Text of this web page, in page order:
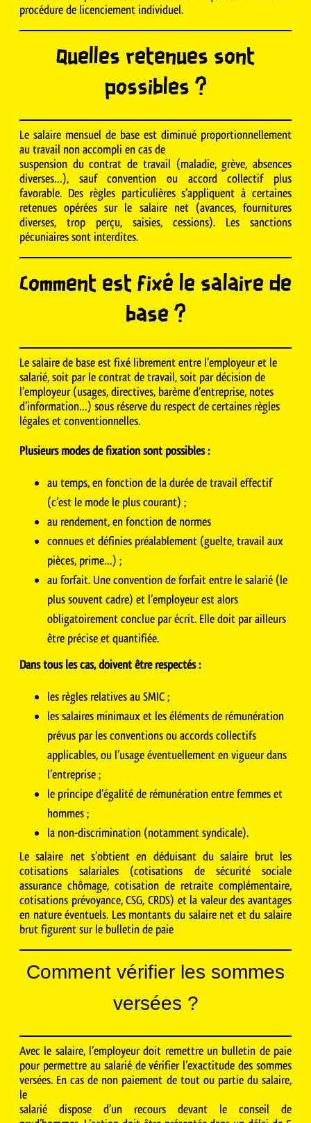
procédure de licenciement individuel.
Quelles retenues sont
possibles ?
Le salaire mensuel de base est diminué proportionnellement
au travail non accompli en cas de
suspension du contrat de travail (maladie, grève, absences
diverses…), sauf convention ou accord collectif plus
favorable. Des règles particulières s’appliquent à certaines
retenues opérées sur le salaire net (avances, fournitures
diverses, trop perçu, saisies, cessions). Les sanctions
pécuniaires sont interdites.
Comment est fixé le salaire de
base ?
Le salaire de base est fixé librement entre l’employeur et le
salarié, soit par le contrat de travail, soit par décision de
l’employeur (usages, directives, barème d’entreprise, notes
d’information…) sous réserve du respect de certaines règles
légales et conventionnelles.
Plusieurs modes de fixation sont possibles :
au temps, en fonction de la durée de travail effectif
(c’est le mode le plus courant) ;
au rendement, en fonction de normes
connues et définies préalablement (guelte, travail aux
pièces, prime…) ;
au forfait. Une convention de forfait entre le salarié (le
plus souvent cadre) et l’employeur est alors
obligatoirement conclue par écrit. Elle doit par ailleurs
être précise et quantifiée.
Dans tous les cas, doivent être respectés :
les règles relatives au SMIC ;
les salaires minimaux et les éléments de rémunération
prévus par les conventions ou accords collectifs
applicables, ou l’usage éventuellement en vigueur dans
l’entreprise ;
le principe d’égalité de rémunération entre femmes et
hommes ;
la non-discrimination (notamment syndicale).
Le salaire net s’obtient en déduisant du salaire brut les
cotisations salariales (cotisations de sécurité sociale
assurance chômage, cotisation de retraite complémentaire,
cotisations prévoyance, CSG, CRDS) et la valeur des avantages
en nature éventuels. Les montants du salaire net et du salaire
brut figurent sur le bulletin de paie
Comment vérifier les sommes
versées ?
Avec le salaire, l’employeur doit remettre un bulletin de paie
pour permettre au salarié de vérifier l’exactitude des sommes
versées. En cas de non paiement de tout ou partie du salaire,
le
salarié dispose d’un recours devant le conseil de